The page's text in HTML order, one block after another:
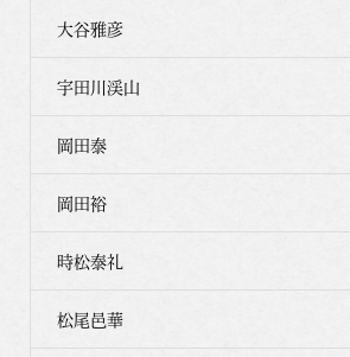
大谷雅彦
宇田川渓山
岡田泰
岡田裕
時松泰礼
松尾邑華